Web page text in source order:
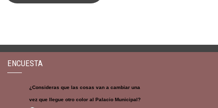
ENCUESTA
¿Consideras que las cosas van a cambiar una
vez que llegue otro color al Palacio Municipal?